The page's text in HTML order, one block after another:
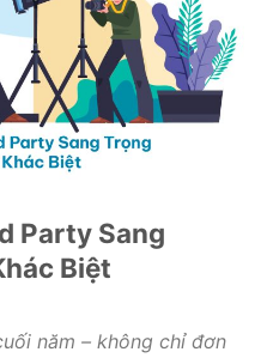
Party Sang
Biệt
năm – không chỉ đơn